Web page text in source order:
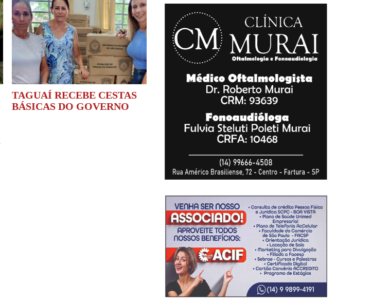
TAGUAÍ RECEBE CESTAS
BÁSICAS DO GOVERNO